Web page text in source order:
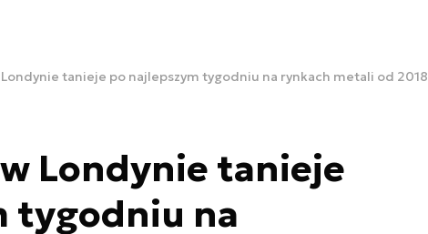
Londynie tanieje po najlepszym tygodniu na rynkach metali od 2018
Londynie tanieje
tygodniu na